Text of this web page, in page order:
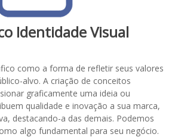
Identidade Visual
como a forma de refletir seus valores
alvo. A criação de conceitos
graficamente uma ideia ou
qualidade e inovação a sua marca,
destacando-a das demais. Podemos
algo fundamental para seu negócio.